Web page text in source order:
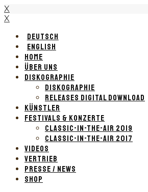
X
X
DEUTSCH
ENGLISH
HOME
ÜBER UNS
DISKOGRAPHIE
DISKOGRAPHIE
RELEASES DIGITAL DOWNLOAD
KÜNSTLER
FESTIVALS & KONZERTE
CLASSIC-IN-THE-AIR 2019
CLASSIC-IN-THE-AIR 2017
VIDEOS
VERTRIEB
PRESSE / NEWS
SHOP